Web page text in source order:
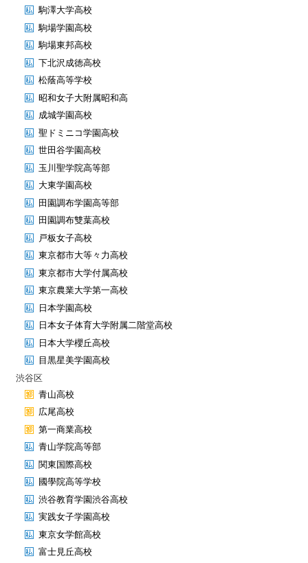
駒澤大学高校
駒場学園高校
駒場東邦高校
下北沢成徳高校
松蔭高等学校
昭和女子大附属昭和高
成城学園高校
聖ドミニコ学園高校
世田谷学園高校
玉川聖学院高等部
大東学園高校
田園調布学園高等部
田園調布雙葉高校
戸板女子高校
東京都市大等々力高校
東京都市大学付属高校
東京農業大学第一高校
日本学園高校
日本女子体育大学附属二階堂高校
日本大学櫻丘高校
目黒星美学園高校
渋谷区
青山高校
広尾高校
第一商業高校
青山学院高等部
関東国際高校
國學院高等学校
渋谷教育学園渋谷高校
実践女子学園高校
東京女学館高校
富士見丘高校